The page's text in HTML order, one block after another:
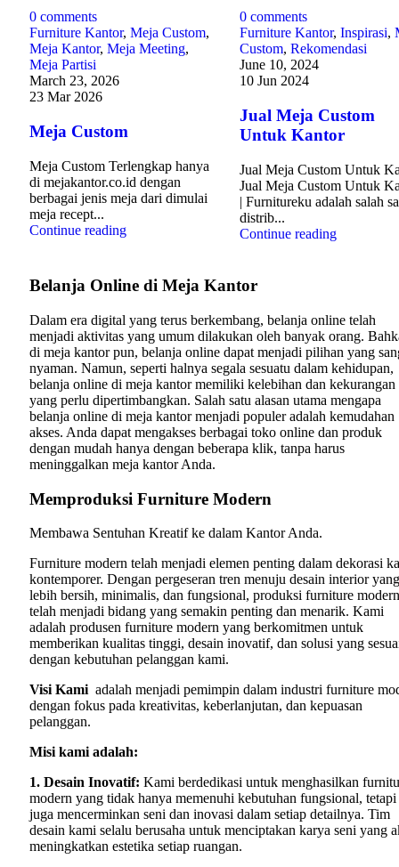
0 comments
Furniture Kantor, Meja Custom,
Meja Kantor, Meja Meeting,
Meja Partisi
March 23, 2026
23 Mar 2026
Meja Custom
Meja Custom Terlengkap hanya
di mejakantor.co.id dengan
berbagai jenis meja dari dimulai
meja recept...
Continue reading
0 comments
Furniture Kantor, Inspirasi,
Custom, Rekomendasi
June 10, 2024
10 Jun 2024
Jual Meja Custom
Untuk Kantor
Jual Meja Custom Untuk
Jual Meja Custom Untuk
| Furnitureku adalah salah
distrib...
Continue reading
Belanja Online di Meja Kantor
Dalam era digital yang terus berkembang, belanja online telah
menjadi aktivitas yang umum dilakukan oleh banyak orang.
di meja kantor pun, belanja online dapat menjadi pilihan yang
nyaman. Namun, seperti halnya segala sesuatu dalam kehidupan,
belanja online di meja kantor memiliki kelebihan dan kekurangan
yang perlu dipertimbangkan. Salah satu alasan utama mengapa
belanja online di meja kantor menjadi populer adalah kemudahan
akses. Anda dapat mengakses berbagai toko online dan produk
dengan mudah hanya dengan beberapa klik, tanpa harus
meninggalkan meja kantor Anda.
Memproduksi Furniture Modern
Membawa Sentuhan Kreatif ke dalam Kantor Anda.
Furniture modern telah menjadi elemen penting dalam dekorasi
kontemporer. Dengan pergeseran tren menuju desain interior yang
lebih bersih, minimalis, dan fungsional, produksi furniture modern
telah menjadi bidang yang semakin penting dan menarik. Kami
adalah produsen furniture modern yang berkomitmen untuk
memberikan kualitas tinggi, desain inovatif, dan solusi yang
dengan kebutuhan pelanggan kami.
Visi Kami adalah menjadi pemimpin dalam industri furniture
dengan fokus pada kreativitas, keberlanjutan, dan kepuasan
pelanggan.
Misi kami adalah:
1. Desain Inovatif: Kami berdedikasi untuk menghasilkan
modern yang tidak hanya memenuhi kebutuhan fungsional, tetapi
juga mencerminkan seni dan inovasi dalam setiap detailnya. Tim
desain kami selalu berusaha untuk menciptakan karya seni yang
meningkatkan estetika setiap ruangan.